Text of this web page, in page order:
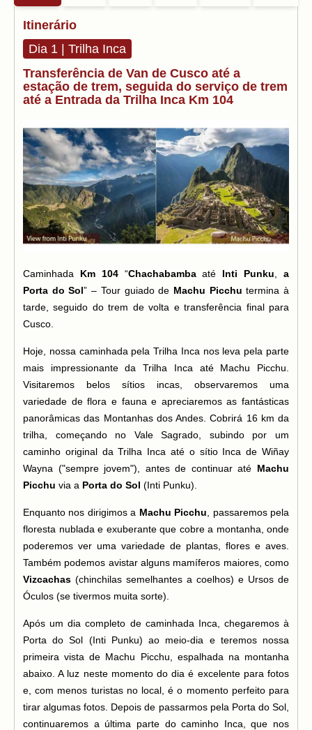
Itinerário
Dia 1 | Trilha Inca
Transferência de Van de Cusco até a
estação de trem, seguida do serviço de trem
até a Entrada da Trilha Inca Km 104
Caminhada Km 104 “Chachabambaaté Inti Punku ,a
Porta do Sol” – Tour guiado de Machu Picchutermina à
tarde, seguido do trem de volta e transferência final para
Cusco.
Hoje, nossa caminhada pela Trilha Inca nos leva pela parte
mais impressionante da Trilha Inca até Machu Picchu.
Visitaremos belos sítios incas, observaremos uma
variedade de flora e fauna e apreciaremos as fantásticas
panorâmicas das Montanhas dos Andes. Cobrirá 16 km da
trilha, começando no Vale Sagrado, subindo por um
caminho original da Trilha Inca até o sítio Inca de Wiñay
Wayna ("sempre jovem"), antes de continuar até Machu
Picchu via a Porta do Sol (Inti Punku).
Enquanto nos dirigimos a Machu Picchu , passaremos pela
floresta nublada e exuberante que cobre a montanha, onde
poderemos ver uma variedade de plantas, flores e aves.
Também podemos avistar alguns mamíferos maiores, como
Vizcachas (chinchilas semelhantes a coelhos) e Ursos de
Óculos (se tivermos muita sorte).
Após um dia completo de caminhada Inca, chegaremos à
Porta do Sol (Inti Punku) ao meio-dia e teremos nossa
primeira vista de Machu Picchu, espalhada na montanha
abaixo. A luz neste momento do dia é excelente para fotos
e, com menos turistas no local, é o momento perfeito para
tirar algumas fotos. Depois de passarmos pela Porta do Sol,
continuaremos a última parte do caminho Inca, que nos